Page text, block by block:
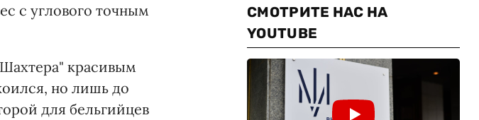
с углового точным
красивым
но лишь до
для бельгийцев
СМОТРИТЕ НАС НА
YOUTUBE